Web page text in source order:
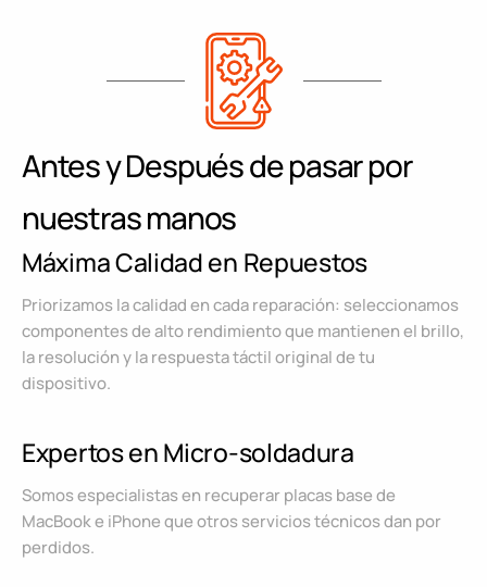
Antes y Después de pasar por
nuestras manos
Máxima Calidad en Repuestos
Priorizamos la calidad en cada reparación: seleccionamos
componentes de alto rendimiento que mantienen el brillo,
la resolución y la respuesta táctil original de tu
dispositivo.
Expertos en Micro-soldadura
Somos especialistas en recuperar placas base de
MacBook e iPhone que otros servicios técnicos dan por
perdidos.